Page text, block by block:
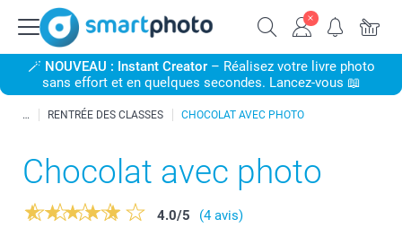
🪄 NOUVEAU : Instant Creator– Réalisez votre livre photo
sans effort et en quelques secondes. Lancez-vous 📖
RENTRÉE DES CLASSES CHOCOLAT AVEC PHOTO
Chocolat avec photo
4.0/5
(4 avis)